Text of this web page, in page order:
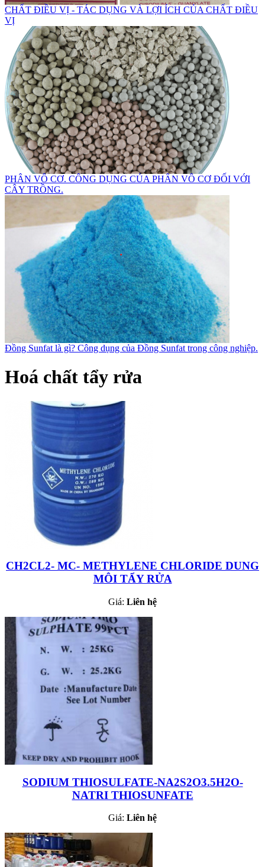
CHẤT ĐIỀU VỊ - TÁC DỤNG VÀ LỢI ÍCH CỦA CHẤT ĐIỀU
VỊ
PHÂN VÔ CƠ. CÔNG DỤNG CỦA PHÂN VÔ CƠ ĐỐI VỚI
CÂY TRỒNG.
Đồng Sunfat là gì? Công dụng của Đồng Sunfat trong công nghiệp.
Hoá chất tẩy rửa
CH2CL2- MC- METHYLENE CHLORIDE DUNG
MÔI TẨY RỬA
Giá: Liên hệ
SODIUM THIOSULFATE-NA2S2O3.5H2O-
NATRI THIOSUNFATE
Giá: Liên hệ